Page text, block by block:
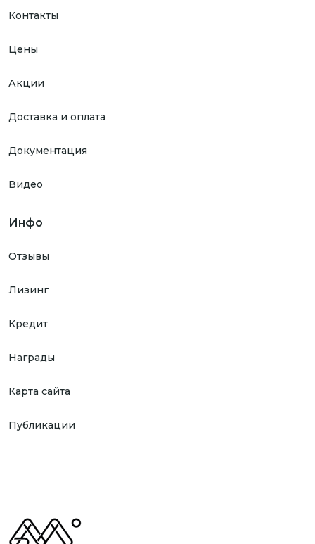
Контакты
Цены
Акции
Доставка и оплата
Документация
Видео
Инфо
Отзывы
Лизинг
Кредит
Награды
Карта сайта
Публикации